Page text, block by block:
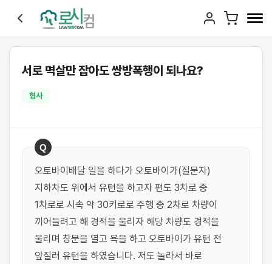
서로 멱살만 잡아도 쌍방폭행이 되나요?
형사
Q
오토바이배달 일을 하다가 오토바이가(질문자)
지하차도 위에서 유턴을 하고자 편도 3차로 중
1차로로 시속 약 30키로로 주행 중 2차로 차량이
끼어들려고 해 경적을 울리자 해당 차량도 경적을
울리며 창문을 열고 욕을 하고 오토바이가 유턴 전
앞질러 유턴을 하였습니다. 저도 놀라서 바로